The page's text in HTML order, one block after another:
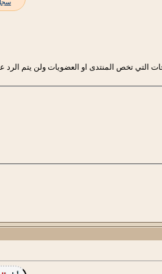
سجل
التي تخص المنتدى او العضويات ولن يتم